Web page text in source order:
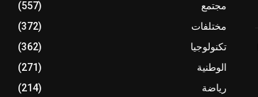
مجتمع
(557)
مختلفات
(372)
تكنولوجيا
(362)
الوطنية
(271)
رياضة
(214)